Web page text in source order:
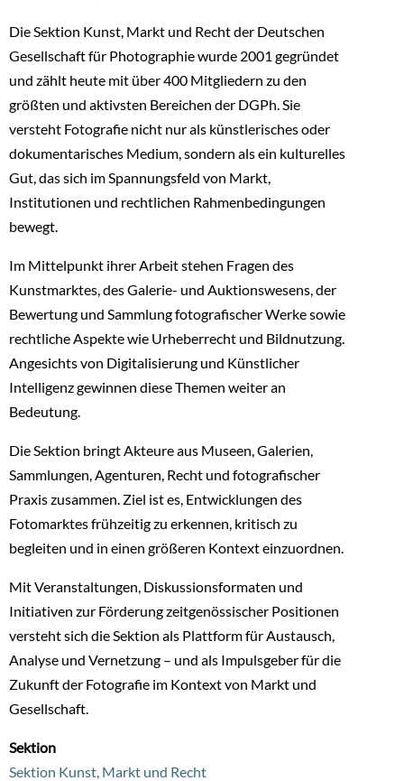
Die Sektion Kunst, Markt und Recht der Deutschen
Gesellschaft für Photographie wurde 2001 gegründet
und zählt heute mit über 400 Mitgliedern zu den
größten und aktivsten Bereichen der DGPh. Sie
versteht Fotografie nicht nur als künstlerisches oder
dokumentarisches Medium, sondern als ein kulturelles
Gut, das sich im Spannungsfeld von Markt,
Institutionen und rechtlichen Rahmenbedingungen
bewegt.
Im Mittelpunkt ihrer Arbeit stehen Fragen des
Kunstmarktes, des Galerie- und Auktionswesens, der
Bewertung und Sammlung fotografischer Werke sowie
rechtliche Aspekte wie Urheberrecht und Bildnutzung.
Angesichts von Digitalisierung und Künstlicher
Intelligenz gewinnen diese Themen weiter an
Bedeutung.
Die Sektion bringt Akteure aus Museen, Galerien,
Sammlungen, Agenturen, Recht und fotografischer
Praxis zusammen. Ziel ist es, Entwicklungen des
Fotomarktes frühzeitig zu erkennen, kritisch zu
begleiten und in einen größeren Kontext einzuordnen.
Mit Veranstaltungen, Diskussionsformaten und
Initiativen zur Förderung zeitgenössischer Positionen
versteht sich die Sektion als Plattform für Austausch,
Analyse und Vernetzung – und als Impulsgeber für die
Zukunft der Fotografie im Kontext von Markt und
Gesellschaft.
Sektion
Sektion Kunst, Markt und Recht